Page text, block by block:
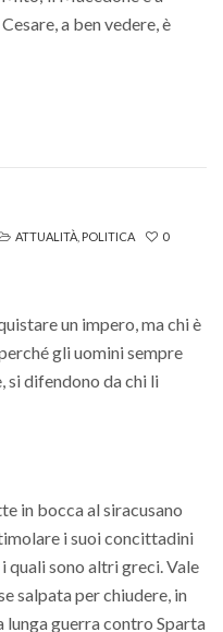
a ben vedere, è
ATTUALITÀ POLITICA 0
un impero, ma chi è
gli uomini sempre
si difendono da chi li
in bocca al siracusano
i suoi concittadini
quali sono altri greci. Vale
salpata per chiudere, in
guerra contro Sparta